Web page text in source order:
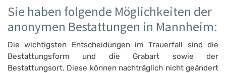
Sie haben folgende Möglichkeiten der
anonymen Bestattungen in Mannheim:
Die wichtigsten Entscheidungen im Trauerfall sind die
Bestattungsform und die Grabart sowie der
Bestattungsort. Diese können nachträglich nicht geändert